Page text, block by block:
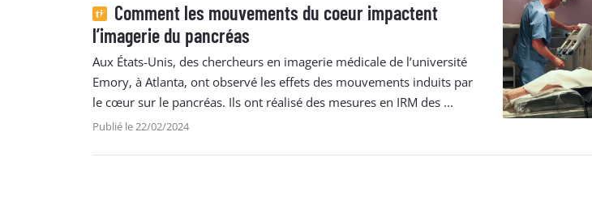
Comment les mouvements du coeur impactent
l’imagerie du pancréas
Aux États-Unis, des chercheurs en imagerie médicale de l’université
Emory, à Atlanta, ont observé les effets des mouvements induits par
le cœur sur le pancréas. Ils ont réalisé des mesures en IRM des ...
Publié le 22/02/2024